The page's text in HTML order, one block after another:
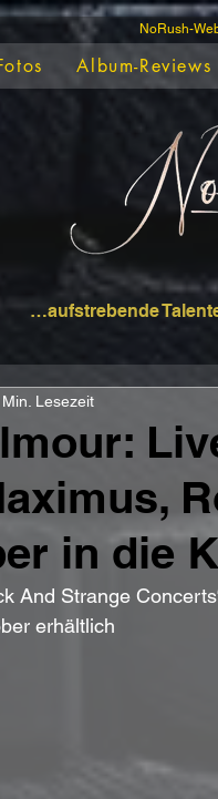
NoRush-
Album-Reviews
…aufstrebende
in die
Lesezeit
And Strange
erhältlich